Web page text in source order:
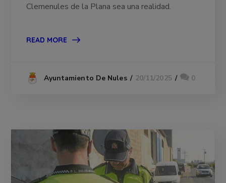
Clemenules de la Plana sea una realidad.
READ MORE
Ayuntamiento De Nules 20/11/2025 0